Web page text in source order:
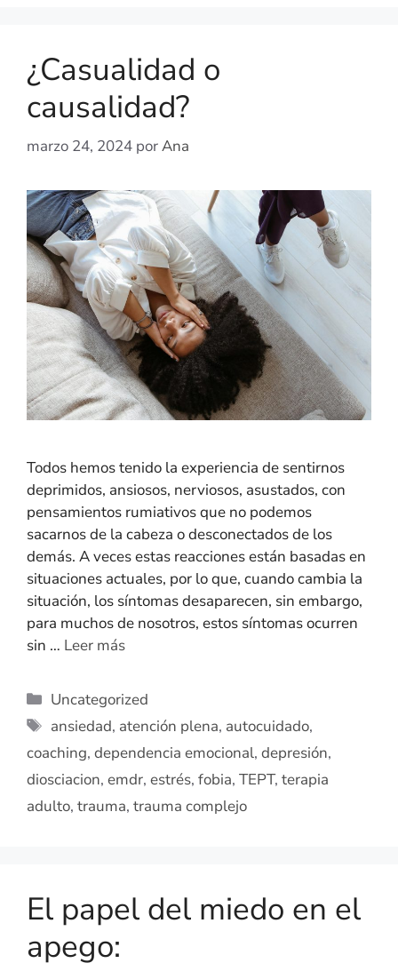
¿Casualidad o
causalidad?
marzo 24, 2024 porAna
Todos hemos tenido la experiencia de sentirnos
deprimidos, ansiosos, nerviosos, asustados, con
pensamientos rumiativos que no podemos
sacarnos de la cabeza o desconectados de los
demás. A veces estas reacciones están basadas en
situaciones actuales, por lo que, cuando cambia la
situación, los síntomas desaparecen, sin embargo,
para muchos de nosotros, estos síntomas ocurren
sin … Leer más
Uncategorized
ansiedad, atención plena, autocuidado,
coaching, dependencia emocional, depresión,
diosciacion, emdr, estrés, fobia, TEPT, terapia
adulto, trauma, trauma complejo
El papel del miedo en el
apego: